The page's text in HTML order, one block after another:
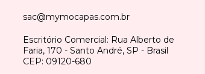
sac@mymocapas.com.br
Escritório Comercial: Rua Alberto de
Faria, 170 - Santo André, SP - Brasil
CEP: 09120-680